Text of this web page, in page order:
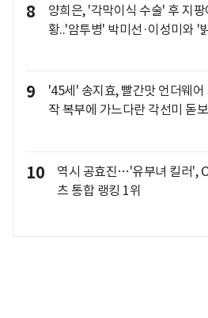
8
양희은, '각막이식 수술' 후 지
황..'암투병' 박미선·이성미와 '
9
'45세' 송지효, 빨간맛 언더웨
작 복부에 가느다란 각선미 돋
10
역시 공효진…'유부녀 킬러',
츠 통합 랭킹 1위